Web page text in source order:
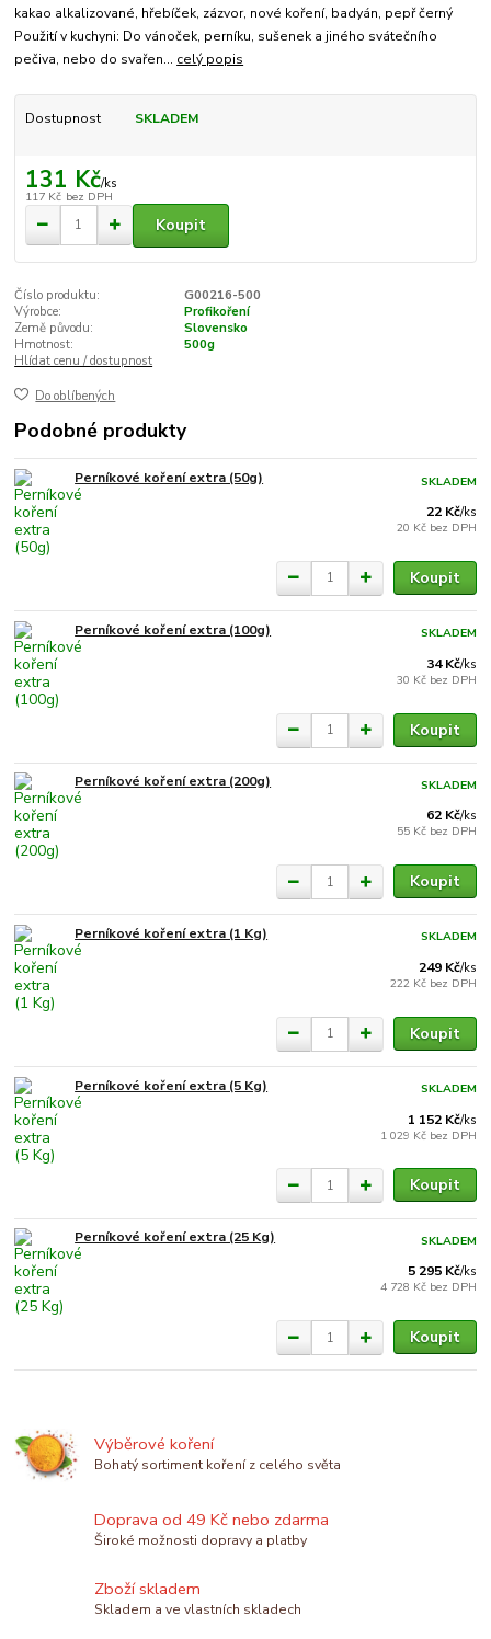
kakao alkalizované, hřebíček, zázvor, nové koření, badyán, pepř černý
Použití v kuchyni: Do vánoček, perníku, sušenek a jiného svátečního
pečiva, nebo do svařen... celý popis
Dostupnost SKLADEM
131 Kč/ks
117 Kč bez DPH
Koupit
Číslo produktu:
G00216-500
Výrobce:
Profikoření
Země původu:
Slovensko
Hmotnost:
500g
Hlídat cenu / dostupnost
Do oblíbených
Podobné produkty
Perníkové koření extra (50g)
22 Kč/ks
20 Kč bez DPH
SKLADEM
Koupit
Perníkové koření extra (100g)
34 Kč/ks
30 Kč bez DPH
SKLADEM
Koupit
Perníkové koření extra (200g)
62 Kč/ks
55 Kč bez DPH
SKLADEM
Koupit
Perníkové koření extra (1 Kg)
249 Kč/ks
222 Kč bez DPH
SKLADEM
Koupit
Perníkové koření extra (5 Kg)
1 152 Kč/ks
1 029 Kč bez DPH
SKLADEM
Koupit
Perníkové koření extra (25 Kg)
5 295 Kč/ks
4 728 Kč bez DPH
SKLADEM
Koupit
Výběrové koření
Bohatý sortiment koření z celého světa
Doprava od 49 Kč nebo zdarma
Široké možnosti dopravy a platby
Zboží skladem
Skladem a ve vlastních skladech